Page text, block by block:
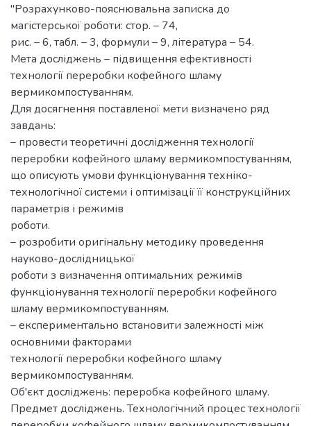
"Розрахунково-пояснювальна записка до
магістерської роботи: стор. – 74,
рис. – 6, табл. – 3, формули – 9, література – 54.
Мета досліджень – підвищення ефективності
технології переробки кофейного шламу
вермикомпостуванням.
Для досягнення поставленої мети визначено ряд
завдань:
– провести теоретичні дослідження технології
переробки кофейного шламу вермикомпостуванням,
що описують умови функціонування техніко-
технологічної системи і оптимізації її конструкційних
параметрів і режимів
роботи.
– розробити оригінальну методику проведення
науково-дослідницької
роботи з визначення оптимальних режимів
функціонування технології переробки кофейного
шламу вермикомпостуванням.
– експериментально встановити залежності між
основними факторами
технології переробки кофейного шламу
вермикомпостуванням.
Об'єкт досліджень: переробка кофейного шламу.
Предмет досліджень. Технологічний процес технології